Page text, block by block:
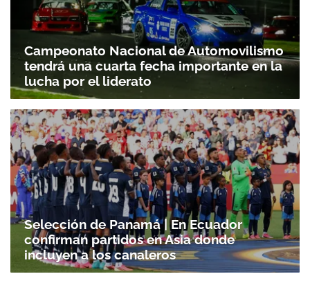
Campeonato Nacional de Automovilismo
tendrá una cuarta fecha importante en la
lucha por el liderato
Selección de Panamá | En Ecuador
confirman partidos en Asia donde
incluyen a los canaleros